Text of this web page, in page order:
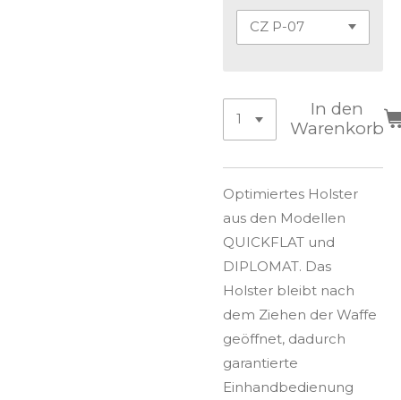
In den
Warenkorb
Optimiertes Holster
aus den Modellen
QUICKFLAT und
DIPLOMAT. Das
Holster bleibt nach
dem Ziehen der Waffe
ge­öffnet, dadurch
garantierte
Einhandbedienung